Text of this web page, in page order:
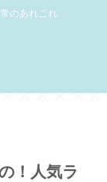
のあれこれ
！人気ラ